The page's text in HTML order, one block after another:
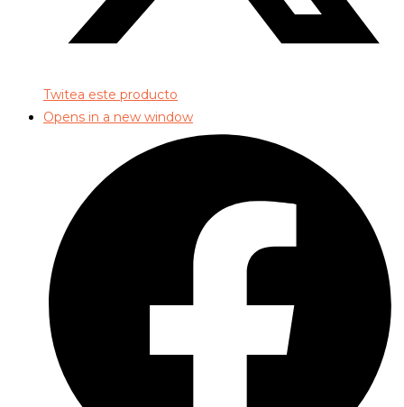
Twitea este producto
Opens in a new window